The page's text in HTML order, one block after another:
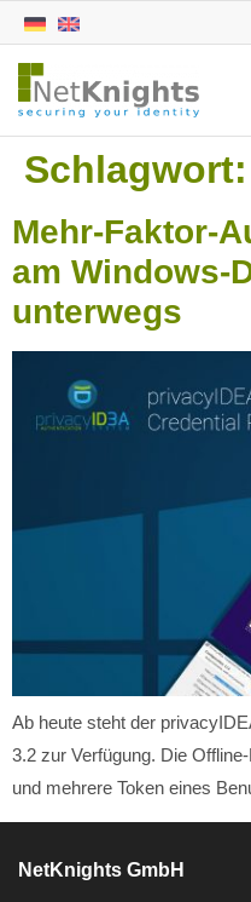
Schlagwort:
Mehr-Faktor-
am Windows-
unterwegs
Ab heute steht der
3.2 zur Verfügung. Die
und mehrere Token eines
NetKnights GmbH